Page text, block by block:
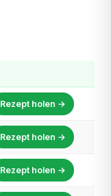
Rezept holen →
Rezept holen →
Rezept holen →